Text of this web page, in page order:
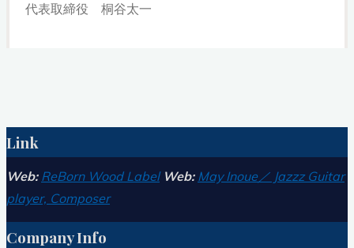
代表取締役 桐谷太一
Link
Web: ReBorn Wood Label Web: May Inoue／ Jazzz Guitar
player, Composer
Company Info